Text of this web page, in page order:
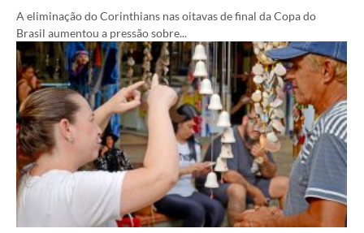
A eliminação do Corinthians nas oitavas de final da Copa do
Brasil aumentou a pressão sobre...